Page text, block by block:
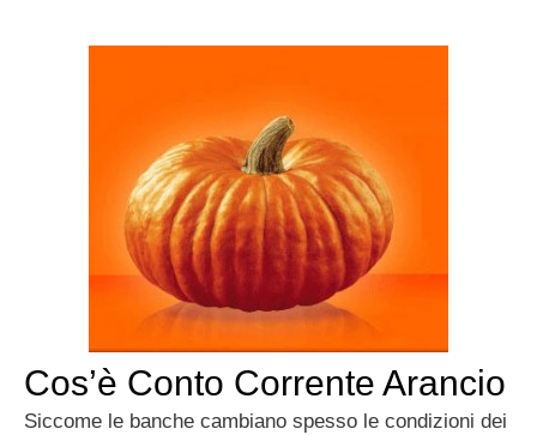
Cos’è Conto Corrente Arancio
Siccome le banche cambiano spesso le condizioni dei